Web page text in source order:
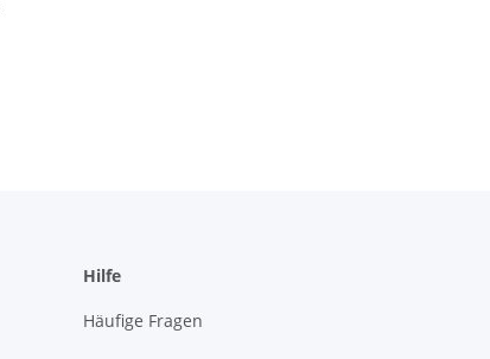
Hilfe
Häufige Fragen